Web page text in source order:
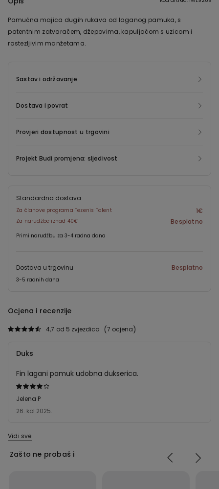
Pamučna majica dugih rukava od laganog pamuka, s
patentnim zatvaračem, džepovima, kapuljačom s uzicom i
rastezljivim manžetama.
Sastav i održavanje
Dostava i povrat
Provjeri dostupnost u trgovini
Projekt Budi promjena: sljedivost
Standardna dostava
Za članove programa Tezenis Talent 1€
Za narudžbe iznad 40€ Besplatno
Primi narudžbu za 3-4 radna dana
Dostava u trgovinu Besplatno
3-5 radnih dana
Ocjena i recenzije
7 ocjena
4,7 od 5 zvjezdica
Dali
ste
ocjenu
5
26. kol 2025.
Jelena P
Duks
Fin lagani pamuk udobna dukserica.
Vidi sve
Zašto ne probaš i